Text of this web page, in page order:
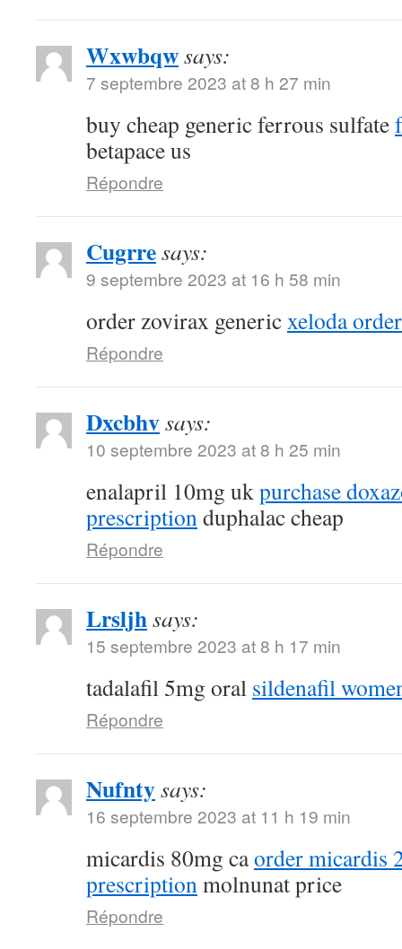
Wxwbqwsays:
7 septembre 2023 at 8 h 27 min
buy cheap generic ferrous sulfate
betapace us
Répondre
Cugrresays:
9 septembre 2023 at 16 h 58 min
order zovirax genericxeloda
Répondre
Dxcbhvsays:
10 septembre 2023 at 8 h 25 min
enalapril 10mg ukpurchase
prescriptionduphalac cheap
Répondre
Lrsljhsays:
15 septembre 2023 at 8 h 17 min
tadalafil 5mg oral sildenafil
Répondre
Nufntysays:
16 septembre 2023 at 11 h 19 min
micardis 80mg caorder micardis
prescriptionmolnunat price
Répondre